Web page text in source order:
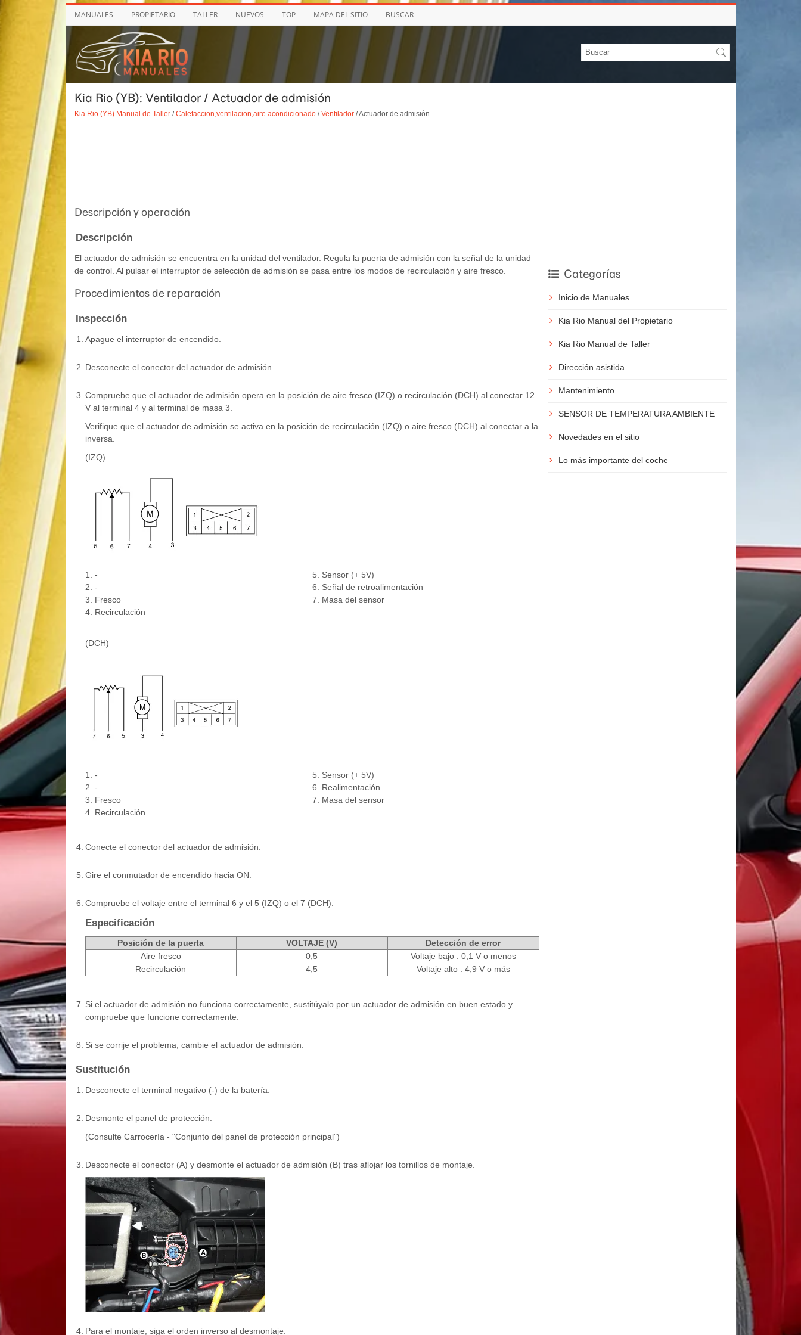
MANUALES PROPIETARIO TALLER NUEVOS TOP MAPA DEL SITIO BUSCAR
Kia Rio (YB): Ventilador / Actuador de admisión
Kia Rio (YB) Manual de Taller/Calefaccion,ventilacion,aire acondicionado/Ventilador/ Actuador de admisión
Descripción y operación
Descripción
El actuador de admisión se encuentra en la unidad del ventilador. Regula la puerta de admisión con la señal de la unidad
de control. Al pulsar el interruptor de selección de admisión se pasa entre los modos de recirculación y aire fresco.
Procedimientos de reparación
Inspección
1. Apague el interruptor de encendido.
2. Desconecte el conector del actuador de admisión.
3. Compruebe que el actuador de admisión opera en la posición de aire fresco (IZQ) o recirculación (DCH) al conectar 12
V al terminal 4 y al terminal de masa 3.
Verifique que el actuador de admisión se activa en la posición de recirculación (IZQ) o aire fresco (DCH) al conectar a la
inversa.
(IZQ)
1. -
2. -
3. Fresco
4. Recirculación
5. Sensor (+ 5V)
6. Señal de retroalimentación
7. Masa del sensor
(DCH)
1. -
2. -
3. Fresco
4. Recirculación
5. Sensor (+ 5V)
6. Realimentación
7. Masa del sensor
4. Conecte el conector del actuador de admisión.
5. Gire el conmutador de encendido hacia ON:
6. Compruebe el voltaje entre el terminal 6 y el 5 (IZQ) o el 7 (DCH).
Especificación
Posición de la puerta VOLTAJE (V)
Detección de error
Aire fresco
0,5
Voltaje bajo : 0,1 V o menos
Recirculación
4,5 Voltaje alto : 4,9 V o más
7. Si el actuador de admisión no funciona correctamente, sustitúyalo por un actuador de admisión en buen estado y
compruebe que funcione correctamente.
8. Si se corrije el problema, cambie el actuador de admisión.
Sustitución
1. Desconecte el terminal negativo (-) de la batería.
2. Desmonte el panel de protección.
(Consulte Carrocería - "Conjunto del panel de protección principal")
3. Desconecte el conector (A) y desmonte el actuador de admisión (B) tras aflojar los tornillos de montaje.
4. Para el montaje, siga el orden inverso al desmontaje.
Categorías
Inicio de Manuales
Kia Rio Manual del Propietario
Kia Rio Manual de Taller
Dirección asistida
Mantenimiento
SENSOR DE TEMPERATURA AMBIENTE
Novedades en el sitio
Lo más importante del coche